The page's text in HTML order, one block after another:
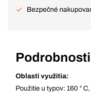
Bezpečné
Podrobnosti
Oblasti využitia:
Použitie u typov: 160 °